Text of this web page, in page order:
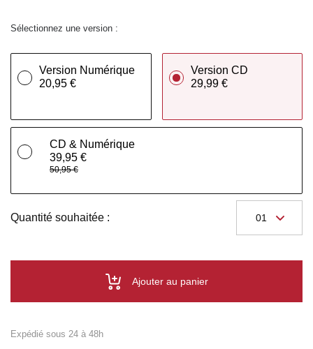
Sélectionnez une version :
Version Numérique
20,95 €
Version CD
29,99 €
CD & Numérique
39,95 €
50,95 €
Quantité souhaitée :
Ajouter au panier
Expédié sous 24 à 48h